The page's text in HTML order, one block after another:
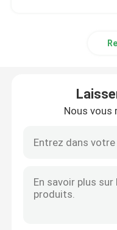
système alcalin de
purificateur d'eau
Épurateur de l'eau
Nous vous